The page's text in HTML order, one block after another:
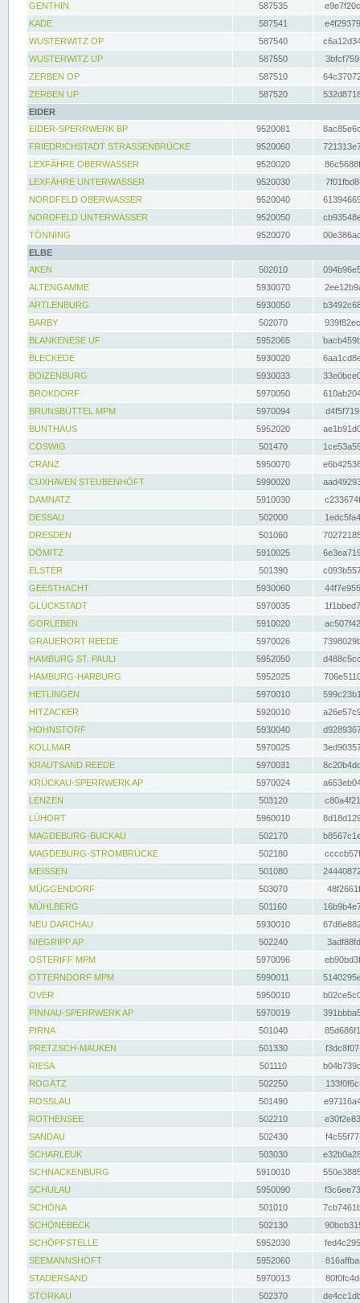
GENTHIN
587535
KADE
587541
WUSTERWITZ OP
587540
WUSTERWITZ UP
587550
ZERBEN OP
587510
ZERBEN UP
587520
EIDER
EIDER-SPERRWERK BP
9520081
FRIEDRICHSTADT STRASSENBRÜCKE
9520060
LEXFÄHRE OBERWASSER
9520020
LEXFÄHRE UNTERWASSER
9520030
NORDFELD OBERWASSER
9520040
NORDFELD UNTERWASSER
9520050
TÖNNING
9520070
ELBE
AKEN
502010
ALTENGAMME
5930070
ARTLENBURG
5930050
BARBY
502070
BLANKENESE UF
5952065
BLECKEDE
5930020
BOIZENBURG
5930033
BROKDORF
5970050
BRUNSBÜTTEL MPM
5970094
BUNTHAUS
5952020
COSWIG
501470
CRANZ
5950070
CUXHAVEN STEUBENHÖFT
5990020
DAMNATZ
5910030
DESSAU
502000
DRESDEN
501060
DÖMITZ
5910025
ELSTER
501390
GEESTHACHT
5930060
GLÜCKSTADT
5970035
GORLEBEN
5910020
GRAUERORT REEDE
5970026
HAMBURG ST. PAULI
5952050
HAMBURG-HARBURG
5952025
HETLINGEN
5970010
HITZACKER
5920010
HOHNSTORF
5930040
KOLLMAR
5970025
KRAUTSAND REEDE
5970031
KRÜCKAU-SPERRWERK AP
5970024
LENZEN
503120
LÜHORT
5960010
MAGDEBURG-BUCKAU
502170
MAGDEBURG-STROMBRÜCKE
502180
MEISSEN
501080
MÜGGENDORF
503070
MÜHLBERG
501160
NEU DARCHAU
5930010
NIEGRIPP AP
502240
OSTERIFF MPM
5970096
OTTERNDORF MPM
5990011
OVER
5950010
PINNAU-SPERRWERK AP
5970019
PIRNA
501040
PRETZSCH-MAUKEN
501330
RIESA
501110
ROGÄTZ
502250
ROSSLAU
501490
ROTHENSEE
502210
SANDAU
502430
SCHARLEUK
503030
SCHNACKENBURG
5910010
SCHULAU
5950090
SCHÖNA
501010
SCHÖNEBECK
502130
SCHÖPFSTELLE
5952030
SEEMANNSHÖFT
5952060
STADERSAND
5970013
STORKAU
502370